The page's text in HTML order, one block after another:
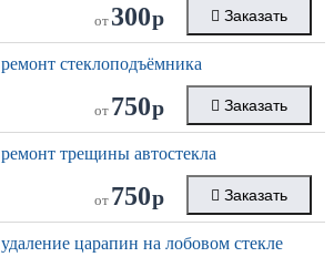
от 300р Заказать
ремонт стеклоподъёмника
от 750р Заказать
ремонт трещины автостекла
от 750р Заказать
удаление царапин на лобовом стекле